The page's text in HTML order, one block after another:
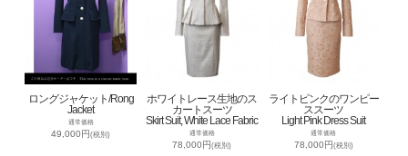
ロングジャケット/Rong
Jacket
通常価格
49,000円(税別)
ホワイトレース生地のス
カートスーツ
Skirt Suit, White Lace Fabric
通常価格
78,000円(税別)
ライトピンクのワンピー
ススーツ
Light Pink Dress Suit
通常価格
78,000円(税別)